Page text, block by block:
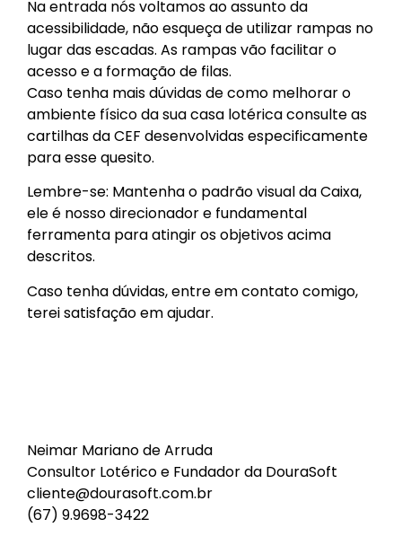
Na entrada nós voltamos ao assunto da
acessibilidade, não esqueça de utilizar rampas no
lugar das escadas. As rampas vão facilitar o
acesso e a formação de filas.
Caso tenha mais dúvidas de como melhorar o
ambiente físico da sua casa lotérica consulte as
cartilhas da CEF desenvolvidas especificamente
para esse quesito.
Lembre-se: Mantenha o padrão visual da Caixa,
ele é nosso direcionador e fundamental
ferramenta para atingir os objetivos acima
descritos.
Caso tenha dúvidas, entre em contato comigo,
terei satisfação em ajudar.
Neimar Mariano de Arruda
Consultor Lotérico e Fundador da DouraSoft
cliente@dourasoft.com.br
(67) 9.9698-3422